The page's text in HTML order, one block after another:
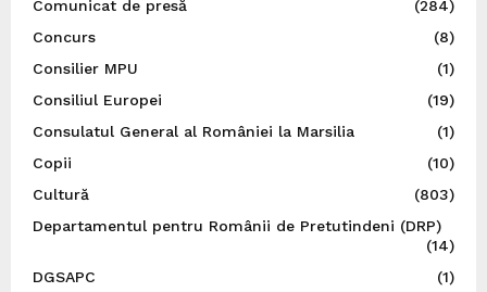
Comunicat de presă
(284)
Concurs
(8)
Consilier MPU
(1)
Consiliul Europei
(19)
Consulatul General al României la Marsilia
(1)
Copii
(10)
Cultură
(803)
Departamentul pentru Românii de Pretutindeni (DRP)
(14)
DGSAPC
(1)